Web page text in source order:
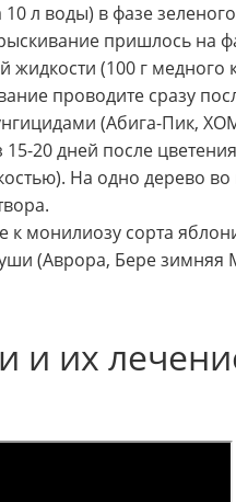
л воды) в фазе
пришлось на
жидкости (100 г медного
проводите сразу
(Абига-Пик,
20 дней после
На одно дерево
к монилиозу сорта
(Аврора, Бере
и их